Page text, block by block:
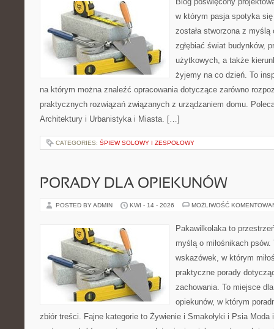
w którym pasja spotyka
została stworzona z
zgłębiać świat budynków,
użytkowych, a także
żyjemy na co dzień. To
na którym można znaleźć opracowania dotyczące zarówno
praktycznych rozwiązań związanych z urządzaniem domu.
Architektury i Urbanistyka i Miasta. […]
CATEGORIES: ŚPIEW SOLOWY I ZESPOŁOWY
PORADY DLA OPIEKUNÓW
POSTED BY ADMIN KWI - 14 - 2026 MOŻLIWOŚĆ
Pakawilkolaka to
myślą o miłośnikach
wskazówek, w którym
praktyczne porady
zachowania. To miejsce
opiekunów, w którym
zbiór treści. Fajne kategorie to Żywienie i Smakołyki i Psia Moda